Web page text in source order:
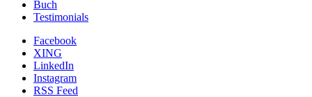
Buch
Testimonials
Facebook
XING
LinkedIn
Instagram
RSS Feed